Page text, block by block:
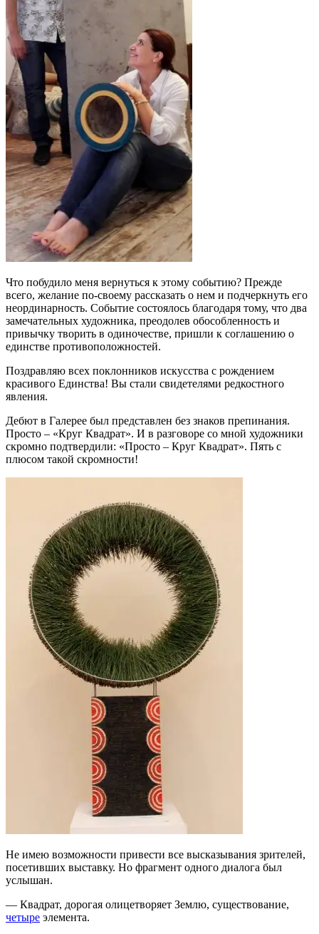
Что побудило меня вернуться к этому событию? Прежде
всего, желание по-своему рассказать о нем и подчеркнуть его
неординарность. Событие состоялось благодаря тому, что два
замечательных художника, преодолев обособленность и
привычку творить в одиночестве, пришли к соглашению о
единстве противоположностей.
Поздравляю всех поклонников искусства с рождением
красивого Единства! Вы стали свидетелями редкостного
явления.
Дебют в Галерее был представлен без знаков препинания.
Просто – «Круг Квадрат». И в разговоре со мной художники
скромно подтвердили: «Просто – Круг Квадрат». Пять с
плюсом такой скромности!
Не имею возможности привести все высказывания зрителей,
посетивших выставку. Но фрагмент одного диалога был
услышан.
— Квадрат, дорогая олицетворяет Землю, существование,
четыре элемента.